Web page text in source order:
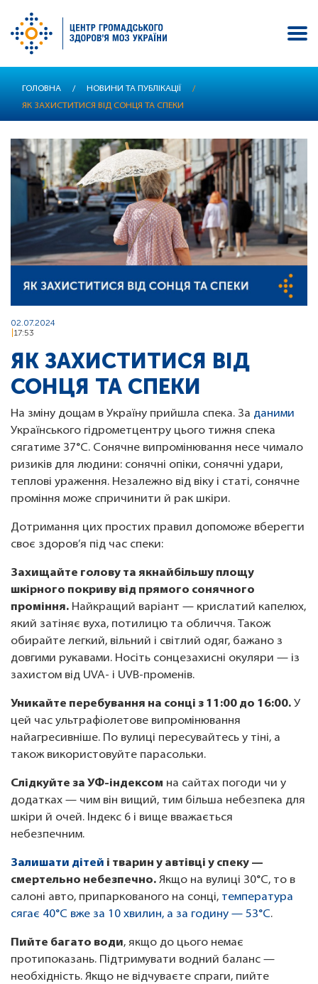
основного
ГОЛОВНА / НОВИНИ ТА ПУБЛІКАЦІЇ
/
ЯК ЗАХИСТИТИСЯ ВІД СОНЦЯ ТА СПЕКИ
02.07.2024
17:53
ЯК ЗАХИСТИТИСЯ ВІД
СОНЦЯ ТА СПЕКИ
На зміну дощам в Україну прийшла спека. За даними
Українського гідрометцентру цього тижня спека
сягатиме 37°C. Сонячне випромінювання несе чимало
ризиків для людини: сонячні опіки, сонячні удари,
теплові ураження. Незалежно від віку і статі, сонячне
проміння може спричинити й рак шкіри.
Дотримання цих простих правил допоможе вберегти
своє здоров’я під час спеки:
Захищайте голову та якнайбільшу площу
шкірного покриву від прямого сонячного
проміння. Найкращий варіант — крислатий капелюх,
який затіняє вуха, потилицю та обличчя. Також
обирайте легкий, вільний і світлий одяг, бажано з
довгими рукавами. Носіть сонцезахисні окуляри — із
захистом від UVA- і UVB-променів.
Уникайте перебування на сонці з 11:00 до 16:00. У
цей час ультрафіолетове випромінювання
найагресивніше. По вулиці пересувайтесь у тіні, а
також використовуйте парасольки.
Слідкуйте за УФ-індексом на сайтах погоди чи у
додатках — чим він вищий, тим більша небезпека для
шкіри й очей. Індекс 6 і вище вважається
небезпечним.
Залишати дітей і тварин у автівці у спеку —
смертельно небезпечно. Якщо на вулиці 30°C, то в
салоні авто, припаркованого на сонці, температура
сягає 40°C вже за 10 хвилин, а за годину — 53°C.
Пийте багато води, якщо до цього немає
протипоказань. Підтримувати водний баланс —
необхідність. Якщо не відчуваєте спраги, пийте